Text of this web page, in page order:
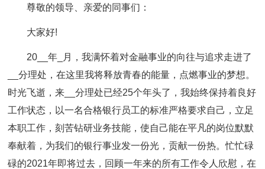
尊敬的领导、亲爱的同事们：
大家好!
20__年_月，我满怀着对金融事业的向往与追求走进了
__分理处，在这里我将释放青春的能量，点燃事业的梦想。
时光飞逝，来__分理处已经25个年头了，我始终保持着良好
工作状态，以一名合格银行员工的标准严格要求自己，立足
本职工作，刻苦钻研业务技能，使自己能在平凡的岗位默默
奉献着，为我们的银行事业发一份光，贡献一份热。忙忙碌
碌的2021年即将过去，回顾一年来的所有工作令人欣慰，在